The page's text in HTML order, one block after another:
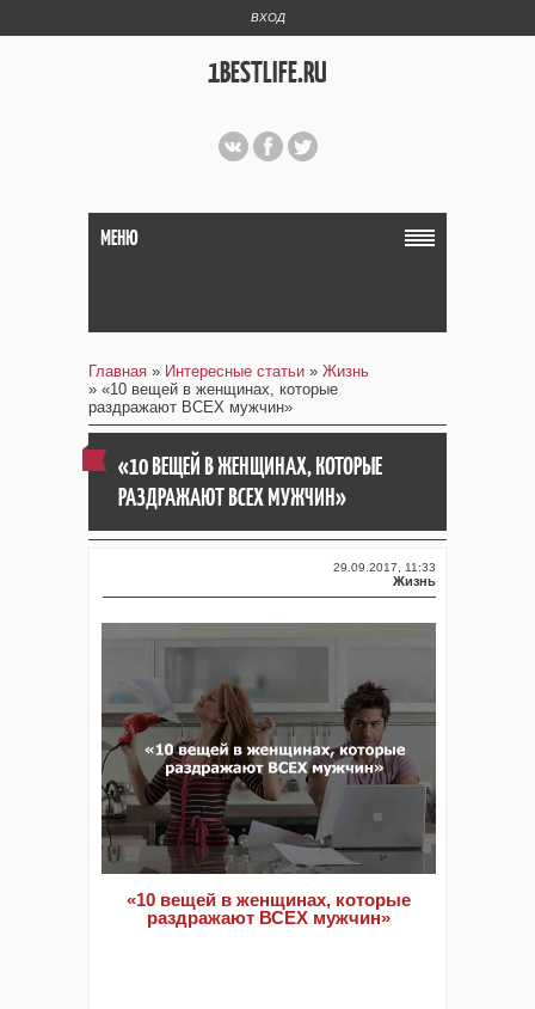
ВХОД
1BESTLIFE.RU
МЕНЮ
Главная » Интересные статьи » Жизнь
» «10 вещей в женщинах, которые
раздражают ВСЕХ мужчин»
«10 ВЕЩЕЙ В ЖЕНЩИНАХ, КОТОРЫЕ
РАЗДРАЖАЮТ ВСЕХ МУЖЧИН»
29.09.2017, 11:33
Жизнь
«10 вещей в женщинах, которые
раздражают ВСЕХ мужчин»